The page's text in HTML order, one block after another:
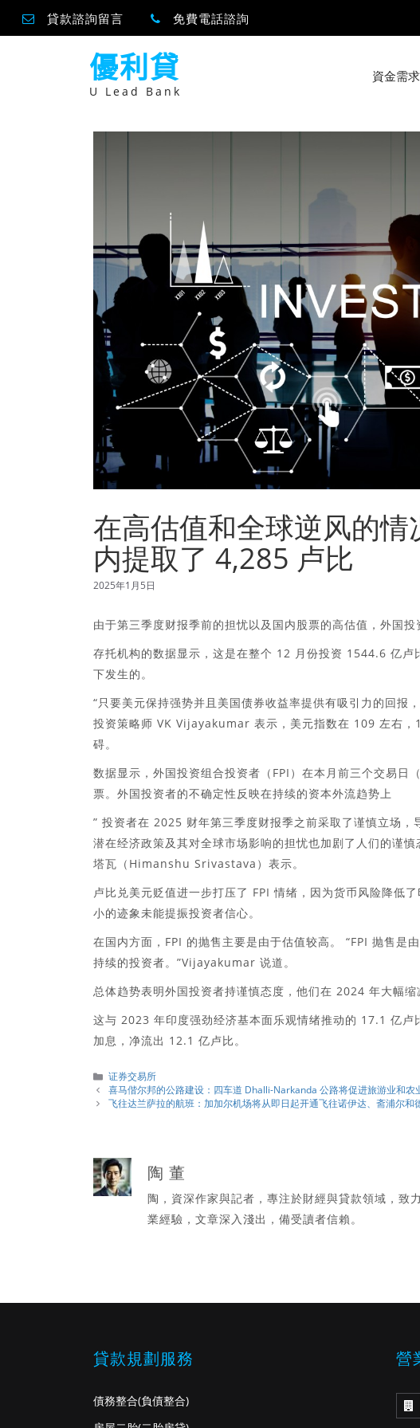
貸款諮詢留言 免費電話諮詢
優利貸
U Lead Bank
資金需求
在高估值和全球逆风的情
内提取了 4,285 卢比
2025年1月5日
由于第三季度财报季前的担忧以及国内股票的高估值，外国
存托机构的数据显示，这是在整个 12 月份投资 1544.6 亿
下发生的。
“只要美元保持强势并且美国债券收益率提供有吸引力的回
投资策略师 VK Vijayakumar 表示，美元指数在 109 左右，
碍。
数据显示，外国投资组合投资者（FPI）在本月前三个交易
票。外国投资者的不确定性反映在持续的资本外流趋势上
” 投资者在 2025 财年第三季度财报季之前采取了谨慎立场
潜在经济政策及其对全球市场影响的担忧也加剧了人们的谨
塔瓦（Himanshu Srivastava）表示。
卢比兑美元贬值进一步打压了 FPI 情绪，因为货币风险降低
小的迹象未能提振投资者信心。
在国内方面，FPI 的抛售主要是由于估值较高。 “FPI 抛售是
持续的投资者。”Vijayakumar 说道。
总体趋势表明外国投资者持谨慎态度，他们在 2024 年大幅
这与 2023 年印度强劲经济基本面乐观情绪推动的 17.1 亿
加息，净流出 12.1 亿卢比。
分
類
证券交易所
喜马偕尔邦的公路建设：四车道 Dhalli-Narkanda 公路将促进旅游业和农
飞往达兰萨拉的航班：加加尔机场将从即日起开通飞往诺伊达、斋浦尔和
陶 董
陶，資深作家與記者，專注於財經與貸款領域，致
業經驗，文章深入淺出，備受讀者信賴。
貸款規劃服務
債務整合(負債整合)
營